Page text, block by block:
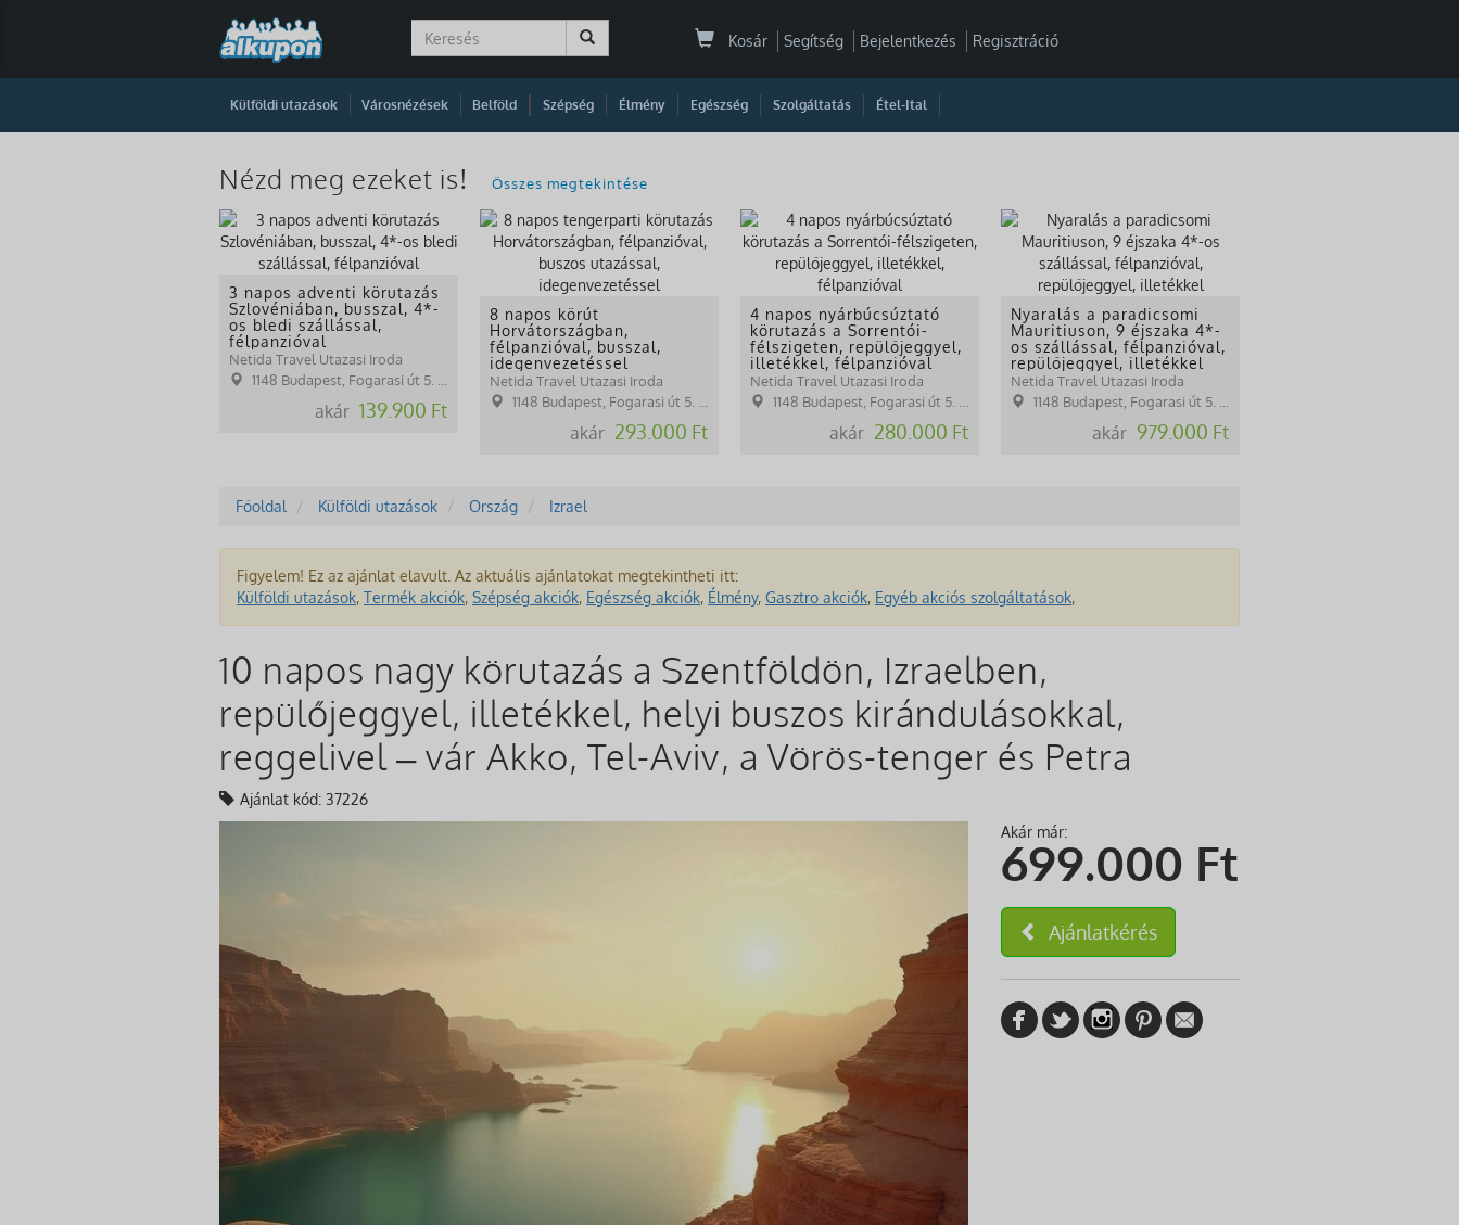
Kosár Segítség Bejelentkezés Regisztráció
Külföldi utazások Városnézések Belföld Szépség Élmény Egészség Szolgáltatás Étel-Ital
Nézd meg ezeket is! Összes megtekintése
3 napos adventi körutazás
Szlovéniában, busszal, 4*-
os bledi szállással,
félpanzióval
Netida Travel Utazasi Iroda
1148 Budapest, Fogarasi út 5. 27. ép.( (NINCS SZEMÉLYES ÜGYFÉLFOGADÁS)
akár 139.900 Ft
8 napos körút
Horvátországban,
félpanzióval, busszal,
idegenvezetéssel
Netida Travel Utazasi Iroda
1148 Budapest, Fogarasi út 5. 27. ép.( (NINCS SZEMÉLYES ÜGYFÉLFOGADÁS)
akár 293.000 Ft
4 napos nyárbúcsúztató
körutazás a Sorrentói-
félszigeten, repülőjeggyel,
illetékkel, félpanzióval
Netida Travel Utazasi Iroda
1148 Budapest, Fogarasi út 5. 27. ép.( (NINCS SZEMÉLYES ÜGYFÉLFOGADÁS)
akár 280.000 Ft
Nyaralás a paradicsomi
Mauritiuson, 9 éjszaka 4*-
os szállással, félpanzióval,
repülőjeggyel, illetékkel
Netida Travel Utazasi Iroda
1148 Budapest, Fogarasi út 5. 27. ép.( (NINCS SZEMÉLYES ÜGYFÉLFOGADÁS)
akár 979.000 Ft
Főoldal Külföldi utazások Ország Izrael
Figyelem! Ez az ajánlat elavult. Az aktuális ajánlatokat megtekintheti itt:
Külföldi utazások, Termék akciók, Szépség akciók, Egészség akciók, Élmény, Gasztro akciók, Egyéb akciós szolgáltatások,
10 napos nagy körutazás a Szentföldön, Izraelben,
repülőjeggyel, illetékkel, helyi buszos kirándulásokkal,
reggelivel – vár Akko, Tel-Aviv, a Vörös-tenger és Petra
Ajánlat kód: 37226
Akár már:
699.000 Ft
Ajánlatkérés